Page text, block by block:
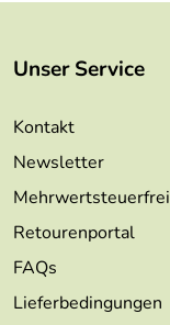
Unser Service
Kontakt
Newsletter
Mehrwertsteuerfrei
Retourenportal
FAQs
Lieferbedingungen